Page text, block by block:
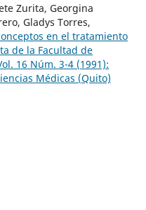
Zurita, Georgina
Gladys Torres,
en el tratamiento
de la Facultad de
16 Núm. 3-4 (1991):
Médicas (Quito)